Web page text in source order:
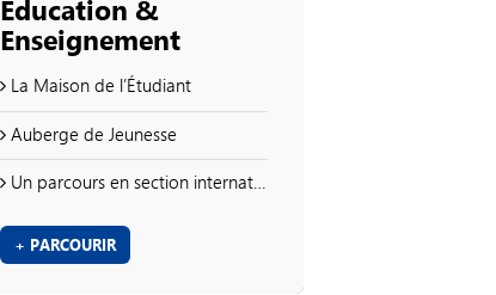
Education &
Enseignement
La Maison de l’Étudiant
Auberge de Jeunesse
Un parcours en section internationale allemand
+ PARCOURIR